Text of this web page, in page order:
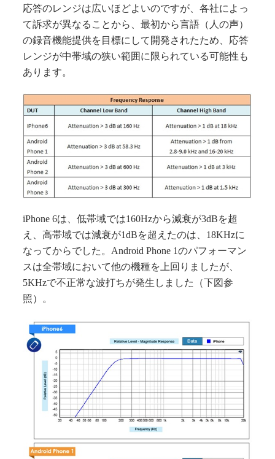
応答のレンジは広いほどよいのですが、各社によっ
て訴求が異なることから、最初から言語（人の声）
の録音機能提供を目標にして開発されたため、応答
レンジが中帯域の狭い範囲に限られている可能性も
あります。
iPhone 6は、低帯域では160Hzから減衰が3dBを超
え、高帯域では減衰が1dBを超えたのは、18KHzに
なってからでした。Android Phone 1のパフォーマン
スは全帯域において他の機種を上回りましたが、
5KHzで不正常な波打ちが発生しました（下図参
照）。